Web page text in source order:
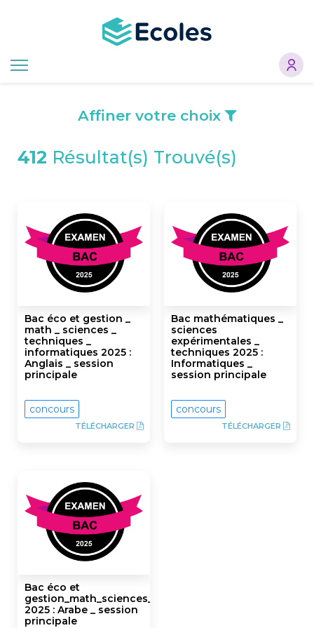
principal
Affiner votre choix
412 Résultat(s) Trouvé(s)
Bac éco et gestion _
math _ sciences _
techniques _
informatiques 2025 :
Anglais _ session
principale
concours
TÉLÉCHARGER
Bac mathématiques _
sciences
expérimentales _
techniques 2025 :
Informatiques _
session principale
concours
TÉLÉCHARGER
Bac éco et
gestion_math_sciences_techniques_informatiques
2025 : Arabe _ session
principale